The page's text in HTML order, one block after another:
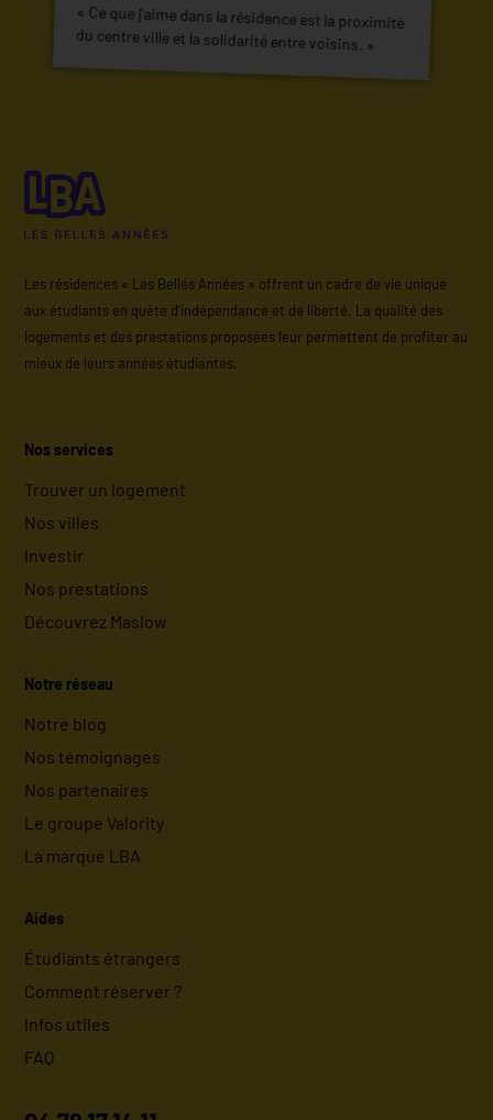
« Ce que j'aime dans la résidence est la proximité
du centre ville et la solidarité entre voisins. »
Les résidences « Les Belles Années » offrent un cadre de vie unique
aux étudiants en quête d’indépendance et de liberté. La qualité des
logements et des prestations proposées leur permettent de profiter au
mieux de leurs années étudiantes.
Nos services
Trouver un logement
Nos villes
Investir
Nos prestations
Découvrez Maslow
Notre réseau
Notre blog
Nos témoignages
Nos partenaires
Le groupe Valority
La marque LBA
Aides
Étudiants étrangers
Comment réserver ?
Infos utiles
FAQ